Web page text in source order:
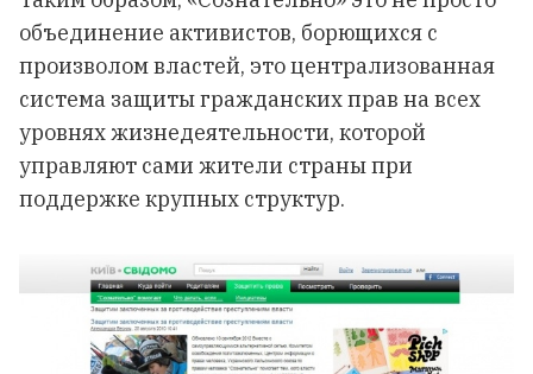
объединение активистов, борющихся с
произволом властей, это централизованная
система защиты гражданских прав на всех
уровнях жизнедеятельности, которой
управляют сами жители страны при
поддержке крупных структур.